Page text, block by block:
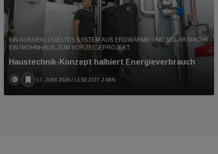
EIN AUSGEKLÜGELTES SYSTEM AUS ERDWÄRME UND SOLAR MACHT
EIN WOHNHAUS ZUM VORZEIGEPROJEKT.
Haustechnik-Konzept halbiert Energieverbrauch
17. JUNI 2026 / LESEZEIT 2 MIN